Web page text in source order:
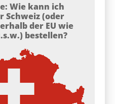
Wie kann ich
Schweiz (oder
der EU wie
bestellen?